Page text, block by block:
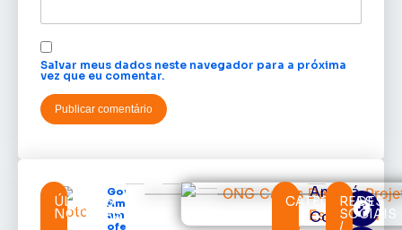
Salvar meus dados neste navegador para a próxima
vez que eu comentar.
ÚLTIMAS
NOTÍCIAS
Governo do
Amapá
amplia
oferta de
CATEGORIAS
Amapá
Cortes
REDES
SOCIAIS